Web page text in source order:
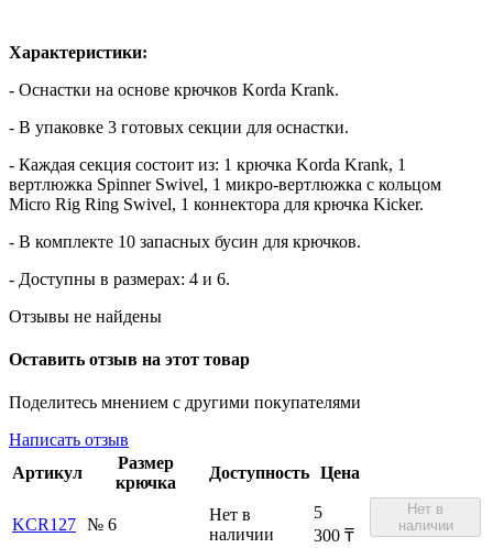
Характеристики:
- Оснастки на основе крючков Korda Krank.
- В упаковке 3 готовых секции для оснастки.
- Каждая секция состоит из: 1 крючка Korda Krank, 1
вертлюжка Spinner Swivel, 1 микро-вертлюжка с кольцом
Micro Rig Ring Swivel, 1 коннектора для крючка Kicker.
- В комплекте 10 запасных бусин для крючков.
- Доступны в размерах: 4 и 6.
Отзывы не найдены
Оставить отзыв на этот товар
Поделитесь мнением с другими покупателями
Написать отзыв
Артикул
Размер
крючка
Доступность Цена
KCR127 № 6
Нет в
наличии
5
300 ₸
Нет в
наличии